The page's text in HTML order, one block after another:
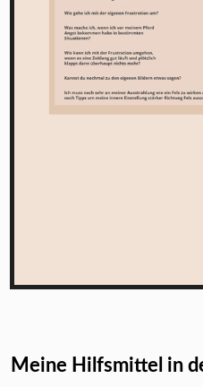
Meine Hilfsmittel